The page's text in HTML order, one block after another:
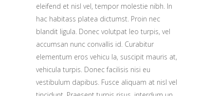
eleifend et nisl vel, tempor molestie nibh. In
hac habitass platea dictumst. Proin nec
blandit ligula. Donec volutpat leo turpis, vel
accumsan nunc convallis id. Curabitur
elementum eros vehicu la, suscipit mauris at,
vehicula turpis. Donec facilisis nisi eu
vestibulum dapibus. Fusce aliquam at nisl vel